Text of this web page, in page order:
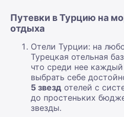
Путевки в Турцию на
отдыха
Отели Турции: на
Турецкая отельная
что среди нее
выбрать себе
5 звезд отелей с
до простеньких
звезды.